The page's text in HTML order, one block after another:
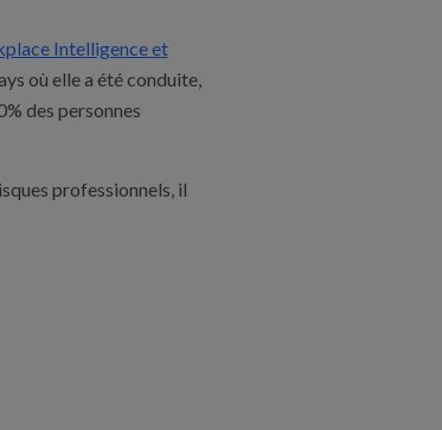
Intelligence et
où elle a été conduite,
des personnes
professionnels, il